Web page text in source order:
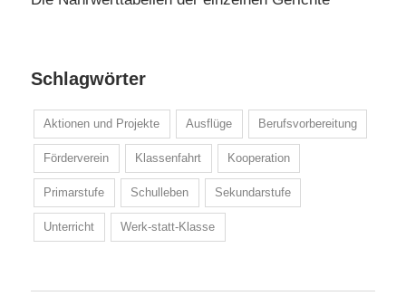
Schlagwörter
Aktionen und Projekte Ausflüge Berufsvorbereitung
Förderverein Klassenfahrt Kooperation
Primarstufe Schulleben Sekundarstufe
Unterricht Werk-statt-Klasse